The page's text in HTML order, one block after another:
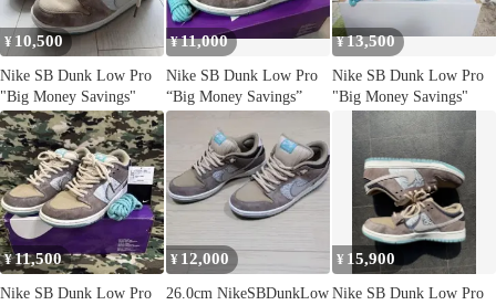
¥ 10,500
Nike SB Dunk Low Pro
"Big Money Savings"
¥11,000
Nike SB Dunk Low Pro
“Big Money Savings”
¥13,500
Nike SB Dunk Low Pro
"Big Money Savings"
¥11,500
Nike SB Dunk Low Pro
¥ 12,000
26.0cm NikeSBDunkLow
¥ 15,900
Nike SB Dunk Low Pro